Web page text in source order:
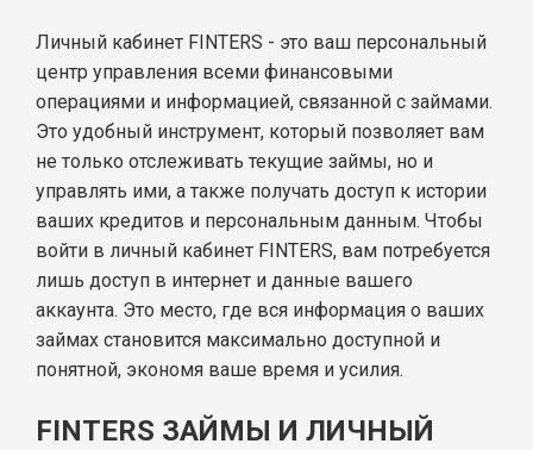
Личный кабинет FINTERS - это ваш персональный
центр управления всеми финансовыми
операциями и информацией, связанной с займами.
Это удобный инструмент, который позволяет вам
не только отслеживать текущие займы, но и
управлять ими, а также получать доступ к истории
ваших кредитов и персональным данным. Чтобы
войти в личный кабинет FINTERS, вам потребуется
лишь доступ в интернет и данные вашего
аккаунта. Это место, где вся информация о ваших
займах становится максимально доступной и
понятной, экономя ваше время и усилия.
FINTERS ЗАЙМЫ И ЛИЧНЫЙ